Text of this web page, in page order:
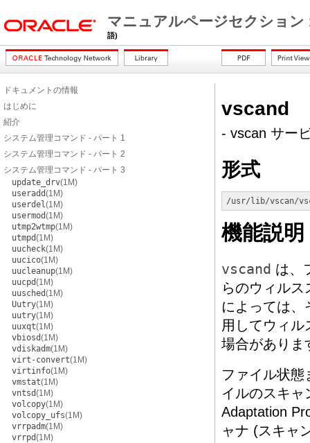
マニュアルページセクショ
語)
ドキュメントの情報
はじめに
紹介
システム管理コマンド - パート 1
システム管理コマンド - パート 2
システム管理コマンド - パート 3
update_drv(1M)
useradd(1M)
userdel(1M)
usermod(1M)
utmp2wtmp(1M)
utmpd(1M)
uucheck(1M)
uucico(1M)
uucleanup(1M)
uucpd(1M)
uusched(1M)
Uutry(1M)
uutry(1M)
uuxqt(1M)
vbiosd(1M)
vdiskadm(1M)
virt-convert(1M)
virtinfo(1M)
vmstat(1M)
vntsd(1M)
volcopy(1M)
volcopy_ufs(1M)
vrrpadm(1M)
vrrpd(1M)
vscand
- vscan サー
形式
/usr/lib/vscan/
機能説明
vscand は、
らのウィル
によっては
用してウィ
場合がありま
ファイル状態
イルのスキャ
Adaptation
ャナ (スキャ